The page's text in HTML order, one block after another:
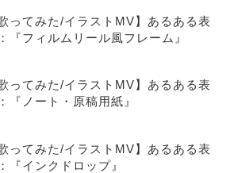
歌ってみた/イラストMV】あるある表
『フィルムリール風フレーム』
歌ってみた/イラストMV】あるある表
『ノート・原稿用紙』
歌ってみた/イラストMV】あるある表
『インクドロップ』